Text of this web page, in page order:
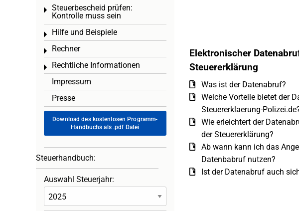
Elektronischer
Steuererklärung
Was ist der Datenabruf?
Welche Vorteile bietet der
Steuererklaerung-
Wie erleichtert der
der Steuererklärung?
Ab wann kann ich das
Datenbabruf nutzen?
Ist der Datenabruf auch
Steuerbescheid prüfen:
Kontrolle muss sein
Toggle menu
Hilfe und Beispiele
Toggle menu
Rechner
Toggle menu
Rechtliche Informationen
Toggle menu
Impressum
Presse
Download des kostenlosen Programm-
Handbuchs als .pdf Datei
Steuerhandbuch:
Auswahl Steuerjahr: